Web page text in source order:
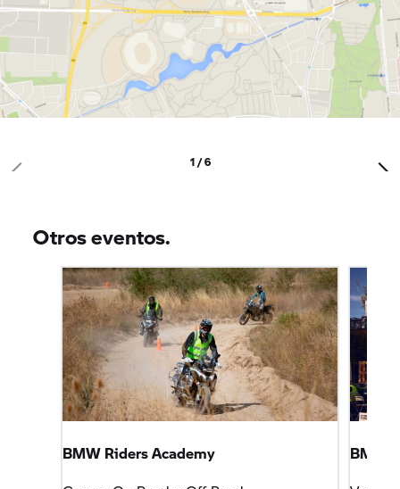
1 / 6
Otros eventos.
BMW Riders Academy
BMW